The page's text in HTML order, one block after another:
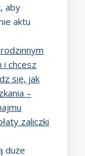
aby
aktu
i chcesz
się, jak
–
zaliczki
duże